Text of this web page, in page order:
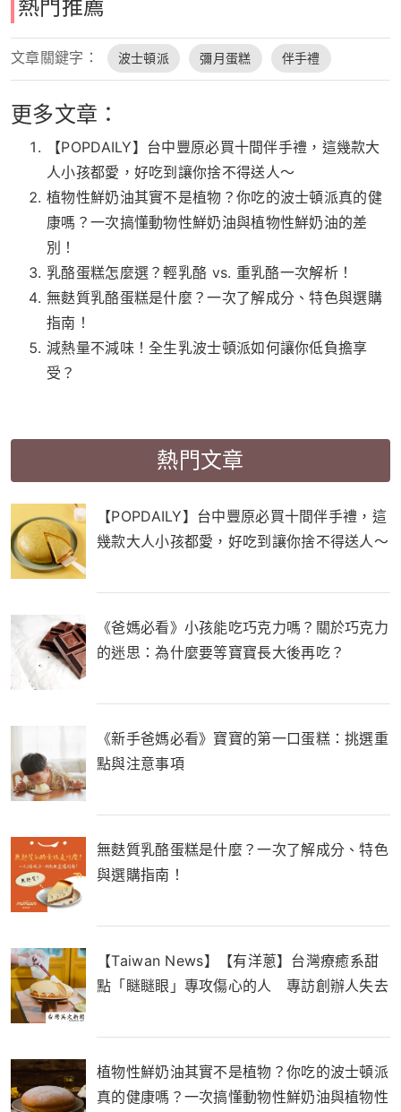
熱門推薦
文章關鍵字： 波士頓派 彌月蛋糕 伴手禮
更多文章：
【POPDAILY】台中豐原必買十間伴手禮，這幾款大
人小孩都愛，好吃到讓你捨不得送人～
植物性鮮奶油其實不是植物？你吃的波士頓派真的健
康嗎？一次搞懂動物性鮮奶油與植物性鮮奶油的差
別！
乳酪蛋糕怎麼選？輕乳酪 vs. 重乳酪一次解析！
無麩質乳酪蛋糕是什麼？一次了解成分、特色與選購
指南！
減熱量不減味！全生乳波士頓派如何讓你低負擔享
受？
熱門文章
【POPDAILY】台中豐原必買十間伴手禮，這
幾款大人小孩都愛，好吃到讓你捨不得送人～
《爸媽必看》小孩能吃巧克力嗎？關於巧克力
的迷思：為什麼要等寶寶長大後再吃？
《新手爸媽必看》寶寶的第一口蛋糕：挑選重
點與注意事項
無麩質乳酪蛋糕是什麼？一次了解成分、特色
與選購指南！
【Taiwan News】【有洋蔥】台灣療癒系甜
點「瞇瞇眼」專攻傷心的人 專訪創辦人失去
植物性鮮奶油其實不是植物？你吃的波士頓派
真的健康嗎？一次搞懂動物性鮮奶油與植物性